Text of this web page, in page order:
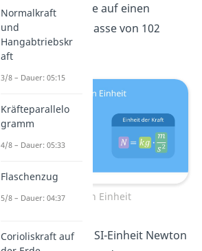
Gewichtskraft, die auf einen
Körper mit der Masse von 102
Gramm wirkt.
Newton Einheit
Wie lässt sich die SI-Einheit Newton
Normalkraft
und
Hangabtriebskr
aft
3/8 – Dauer: 05:15
Kräfteparallelo
gramm
4/8 – Dauer: 05:33
Flaschenzug
5/8 – Dauer: 04:37
Corioliskraft auf